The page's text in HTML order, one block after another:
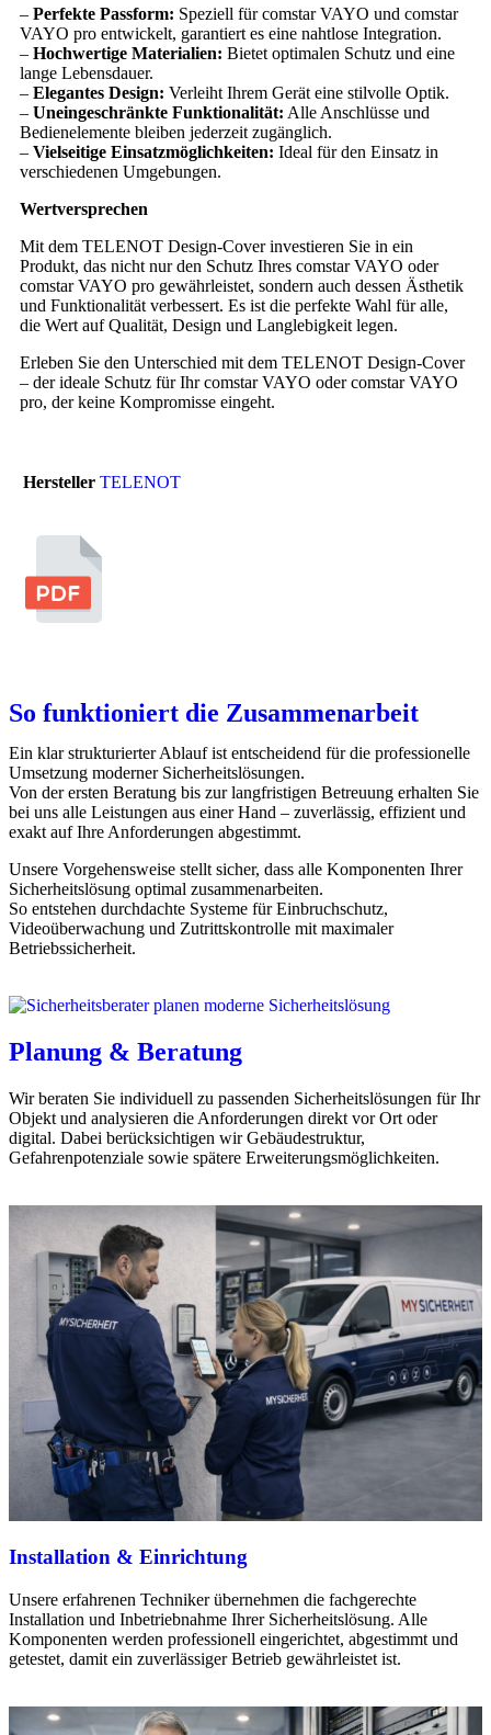
– Perfekte Passform: Speziell für comstar VAYO und comstar
VAYO pro entwickelt, garantiert es eine nahtlose Integration.
– Hochwertige Materialien: Bietet optimalen Schutz und eine
lange Lebensdauer.
– Elegantes Design: Verleiht Ihrem Gerät eine stilvolle Optik.
– Uneingeschränkte Funktionalität: Alle Anschlüsse und
Bedienelemente bleiben jederzeit zugänglich.
– Vielseitige Einsatzmöglichkeiten: Ideal für den Einsatz in
verschiedenen Umgebungen.
Wertversprechen
Mit dem TELENOT Design-Cover investieren Sie in ein
Produkt, das nicht nur den Schutz Ihres comstar VAYO oder
comstar VAYO pro gewährleistet, sondern auch dessen Ästhetik
und Funktionalität verbessert. Es ist die perfekte Wahl für alle,
die Wert auf Qualität, Design und Langlebigkeit legen.
Erleben Sie den Unterschied mit dem TELENOT Design-Cover
– der ideale Schutz für Ihr comstar VAYO oder comstar VAYO
pro, der keine Kompromisse eingeht.
Hersteller TELENOT
So funktioniert die Zusammenarbeit
Ein klar strukturierter Ablauf ist entscheidend für die professionelle
Umsetzung moderner Sicherheitslösungen.
Von der ersten Beratung bis zur langfristigen Betreuung erhalten Sie
bei uns alle Leistungen aus einer Hand – zuverlässig, effizient und
exakt auf Ihre Anforderungen abgestimmt.
Unsere Vorgehensweise stellt sicher, dass alle Komponenten Ihrer
Sicherheitslösung optimal zusammenarbeiten.
So entstehen durchdachte Systeme für Einbruchschutz,
Videoüberwachung und Zutrittskontrolle mit maximaler
Betriebssicherheit.
Planung & Beratung
Wir beraten Sie individuell zu passenden Sicherheitslösungen für Ihr
Objekt und analysieren die Anforderungen direkt vor Ort oder
digital. Dabei berücksichtigen wir Gebäudestruktur,
Gefahrenpotenziale sowie spätere Erweiterungsmöglichkeiten.
Installation & Einrichtung
Unsere erfahrenen Techniker übernehmen die fachgerechte
Installation und Inbetriebnahme Ihrer Sicherheitslösung. Alle
Komponenten werden professionell eingerichtet, abgestimmt und
getestet, damit ein zuverlässiger Betrieb gewährleistet ist.